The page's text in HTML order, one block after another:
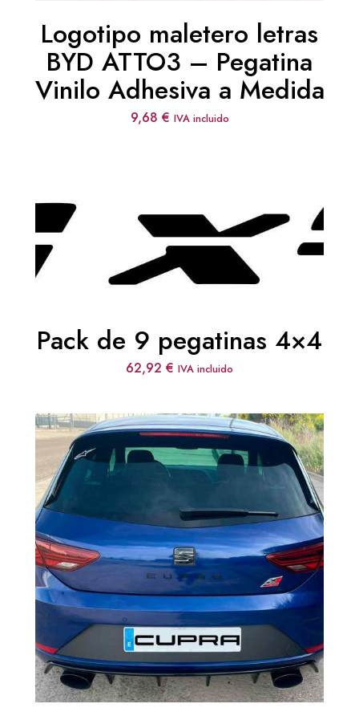
Logotipo maletero letras
BYD ATTO3 – Pegatina
Vinilo Adhesiva a Medida
9,68 € IVA incluido
Pack de 9 pegatinas 4×4
62,92 € IVA incluido